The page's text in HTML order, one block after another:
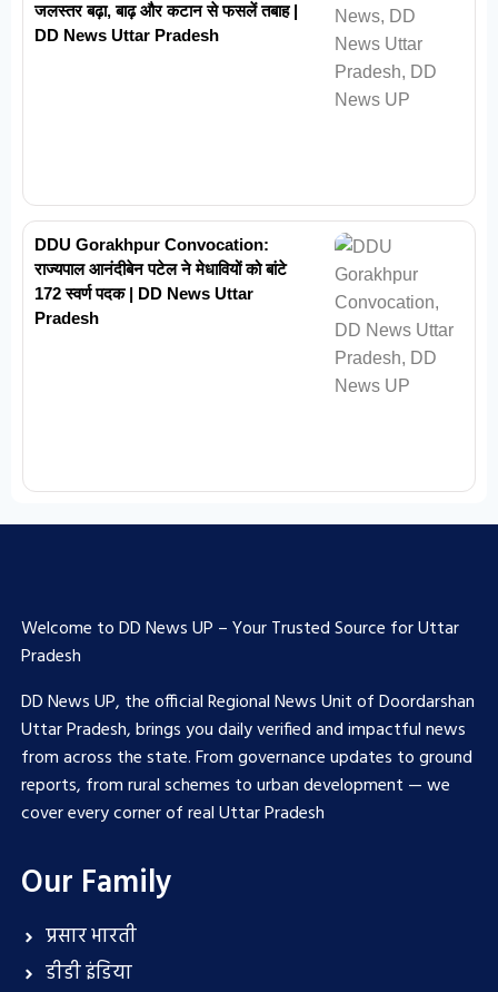
जलस्तर बढ़ा, बाढ़ और कटान से फसलें तबाह |
DD News Uttar Pradesh
DDU Gorakhpur Convocation:
राज्यपाल आनंदीबेन पटेल ने मेधावियों को बांटे
172 स्वर्ण पदक | DD News Uttar
Pradesh
Welcome to DD News UP – Your Trusted Source for Uttar
Pradesh
DD News UP, the official Regional News Unit of Doordarshan
Uttar Pradesh, brings you daily verified and impactful news
from across the state. From governance updates to ground
reports, from rural schemes to urban development — we
cover every corner of real Uttar Pradesh
Our Family
प्रसार भारती
डीडी इंडिया